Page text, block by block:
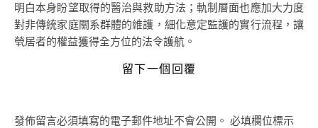
明白本身盼望取得的醫治與救助方法；軌制層面也應加大力度
對非傳統家庭關系群體的維護，細化意定監護的實行流程，讓
煢居者的權益獲得全方位的法令護航。
留下一個回覆
發佈留言必須填寫的電子郵件地址不會公開。 必填欄位標示